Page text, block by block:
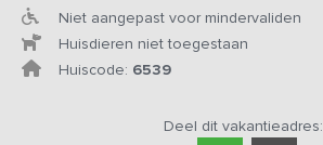
Niet aangepast voor mindervaliden
Huisdieren niet toegestaan
Huiscode: 6539
Deel dit vakantieadres: